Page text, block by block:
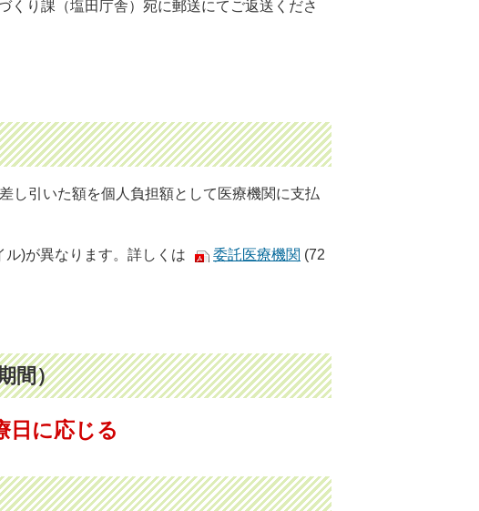
課（塩田庁舎）宛に郵送にてご返送くださ
し引いた額を個人負担額として医療機関に支払
ル)が異なります。詳しくは 委託医療機関 (72
間）
に応じる